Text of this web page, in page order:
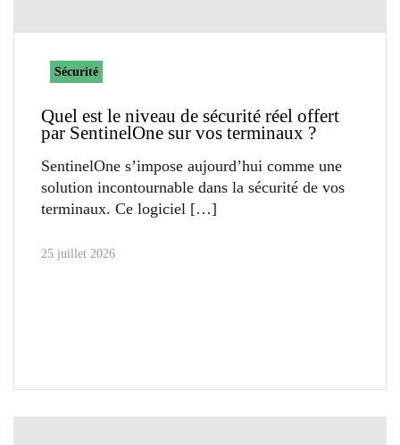
Sécurité
Quel est le niveau de sécurité réel offert
par SentinelOne sur vos terminaux ?
SentinelOne s’impose aujourd’hui comme une
solution incontournable dans la sécurité de vos
terminaux. Ce logiciel
25 juillet 2026